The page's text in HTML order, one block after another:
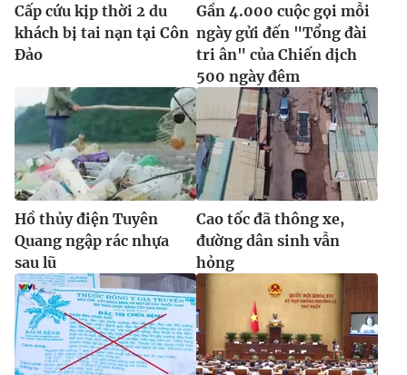
Cấp cứu kịp thời 2 du
khách bị tai nạn tại Côn
Đảo
Gần 4.000 cuộc gọi mỗi
ngày gửi đến "Tổng đài
tri ân" của Chiến dịch
500 ngày đêm
Hồ thủy điện Tuyên
Quang ngập rác nhựa
sau lũ
Cao tốc đã thông xe,
đường dân sinh vẫn
hỏng